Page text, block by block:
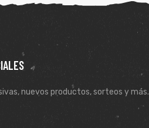
nuevos productos, sorteos y más.